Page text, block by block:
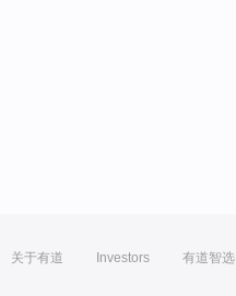
关于有道 Investors 有道智选